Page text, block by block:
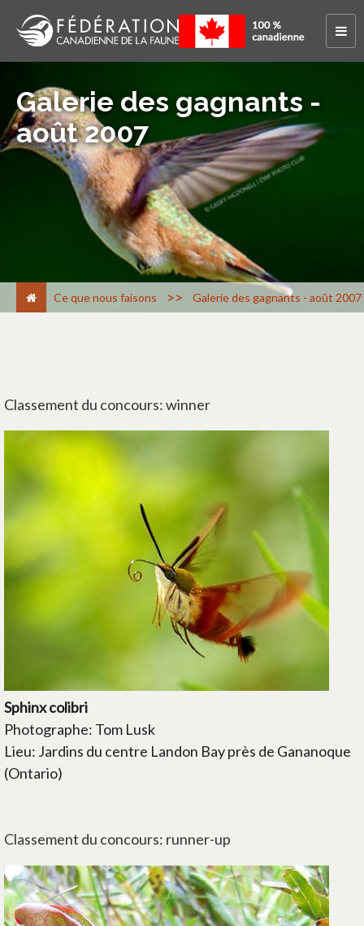
Galerie des gagnants -
août 2007
Ce que nous faisons > Galerie des gagnants - août 2007
Classement du concours: winner
Sphinx colibri
Photographe: Tom Lusk
Lieu: Jardins du centre Landon Bay près de Gananoque
(Ontario)
Classement du concours: runner-up